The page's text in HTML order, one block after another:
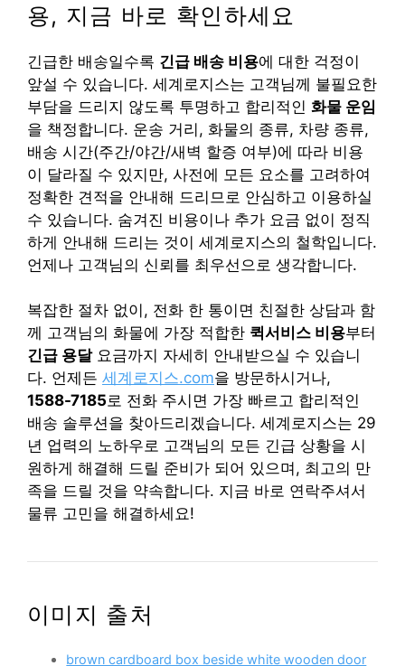
용, 지금 바로 확인하세요
긴급한 배송일수록 긴급 배송 비용에 대한 걱정이
앞설 수 있습니다. 세계로지스는 고객님께 불필요한
부담을 드리지 않도록 투명하고 합리적인 화물 운임
을 책정합니다. 운송 거리, 화물의 종류, 차량 종류,
배송 시간(주간/야간/새벽 할증 여부)에 따라 비용
이 달라질 수 있지만, 사전에 모든 요소를 고려하여
정확한 견적을 안내해 드리므로 안심하고 이용하실
수 있습니다. 숨겨진 비용이나 추가 요금 없이 정직
하게 안내해 드리는 것이 세계로지스의 철학입니다.
언제나 고객님의 신뢰를 최우선으로 생각합니다.
복잡한 절차 없이, 전화 한 통이면 친절한 상담과 함
께 고객님의 화물에 가장 적합한 퀵서비스 비용부터
긴급 용달요금까지 자세히 안내받으실 수 있습니
다. 언제든 세계로지스.com을 방문하시거나,
1588-7185로 전화 주시면 가장 빠르고 합리적인
배송 솔루션을 찾아드리겠습니다. 세계로지스는 29
년 업력의 노하우로 고객님의 모든 긴급 상황을 시
원하게 해결해 드릴 준비가 되어 있으며, 최고의 만
족을 드릴 것을 약속합니다. 지금 바로 연락주셔서
물류 고민을 해결하세요!
이미지 출처
brown cardboard box beside white wooden door